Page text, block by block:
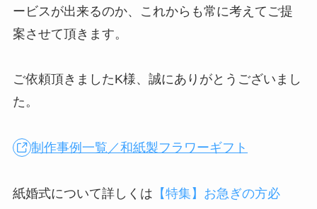
ービスが出来るのか、これからも常に考えてご提
案させて頂きます。
ご依頼頂きましたK様、誠にありがとうございまし
た。
制作事例一覧／和紙製フラワーギフト
紙婚式について詳しくは 【特集】お急ぎの方必